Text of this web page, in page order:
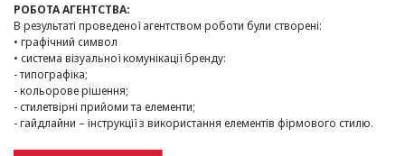
РОБОТА АГЕНТСТВА:
В результаті проведеної агентством роботи були створені:
• графічний символ
• система візуальної комунікації бренду:
- типографіка;
- кольорове рішення;
- стилетвірні прийоми та елементи;
- гайдлайни – інструкції з використання елементів фірмового стилю.